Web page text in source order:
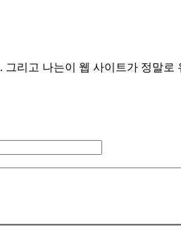
리고 나는이 웹 사이트가 정말로